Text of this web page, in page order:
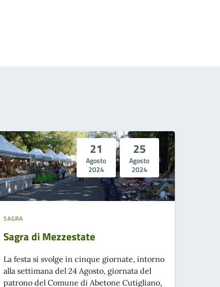
21
Agosto
2024
25
Agosto
2024
SAGRA
Sagra di Mezzestate
La festa si svolge in cinque giornate, intorno
alla settimana del 24 Agosto, giornata del
patrono del Comune di Abetone Cutigliano,